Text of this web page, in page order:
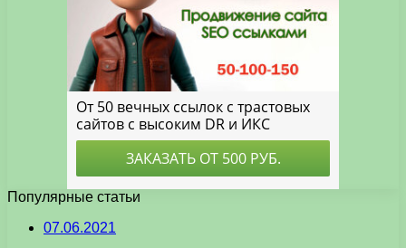
Популярные статьи
07.06.2021